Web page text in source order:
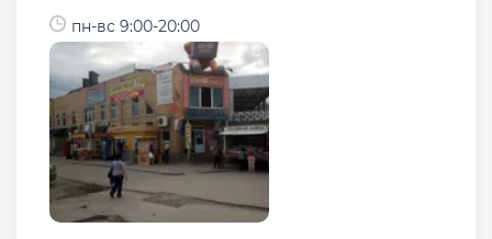
пн-вс 9:00-20:00